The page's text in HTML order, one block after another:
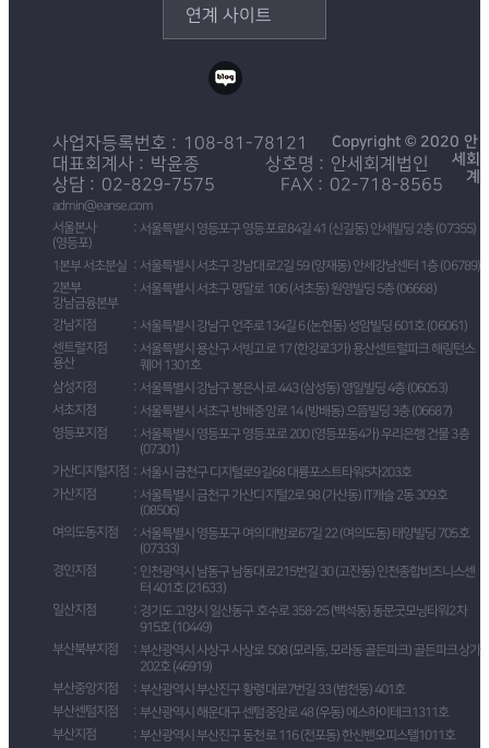
연계 사이트
사업자등록번호
108-81-78121
대표회계사
박윤종 상호명
안세회계법인
상담
02-829-7575 FAX 02-718-8565
admin@eanse.com
서울본사
(영등포)
서울특별시 영등포구 영등포로84길 41 (신길동) 안세빌딩 2층 (07355)
1본부 서초분실
서울특별시 서초구 강남대로2길 59 (양재동) 안세강남센터 1층 (06789)
2본부
강남금융본부
서울특별시 서초구 명달로 106 (서초동) 원영빌딩 5층 (06668)
강남지점
서울특별시 강남구 언주로134길 6 (논현동) 성암빌딩 601호 (06061)
센트럴지점
용산
서울특별시 용산구 서빙고로 17 (한강로3가) 용산센트럴파크 해링턴스
퀘어 1301호
삼성지점
서울특별시 강남구 봉은사로 443 (삼성동) 영일빌딩 4층 (06053)
서초지점
서울특별시 서초구 방배중앙로 14 (방배동) 으뜸빌딩 3층 (06687)
영등포지점
서울특별시 영등포구 영등포로 200 (영등포동4가) 우리은행 건물 3층
(07301)
가산디지털지점
서울시 금천구 디지털로9길68 대륭포스트타워5차203호
가산지점
서울특별시 금천구 가산디지털2로 98 (가산동) IT캐슬 2동 309호
(08506)
여의도동지점
서울특별시 영등포구 여의대방로67길 22 (여의도동) 태양빌딩 705호
(07333)
경인지점
인천광역시 남동구 남동대로215번길 30 (고잔동) 인천종합비즈니스센
터 401호 (21633)
일산지점
경기도 고양시 일산동구 호수로 358-25 (백석동) 동문굿모닝타워2차
915호 (10449)
부산북부지점
부산광역시 사상구 사상로 508 (모라동, 모라동 골든파크) 골든파크상가
202호 (46919)
부산중앙지점
부산광역시 부산진구 황령대로7번길 33 (범천동) 401호
부산센텀지점
부산광역시 해운대구 센텀중앙로 48 (우동) 에스하이테크1311호
부산지점
부산광역시 부산진구 동천로 116 (전포동) 한신밴오피스텔1011호
Copyright © 2020 안
세회
계